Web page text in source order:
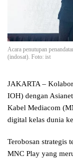
Acara penutupan
(indosat). Foto: ist
JAKARTA –
IOH) dengan
Kabel Mediacom
digital kelas dunia
Terobosan strategis
MNC Play yang